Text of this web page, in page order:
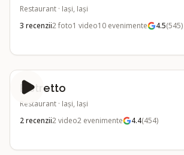
Restaurant · Iași, Iași
3 recenzii2foto1 video10 evenimente 4.5(545)
Ristretto
Restaurant · Iași, Iași
2recenzii2video2 evenimente 4.4(454)